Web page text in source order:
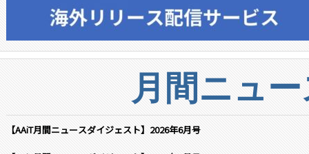
月間ニュ
【AAiT月間ニュースダイジェスト】2026年6月号